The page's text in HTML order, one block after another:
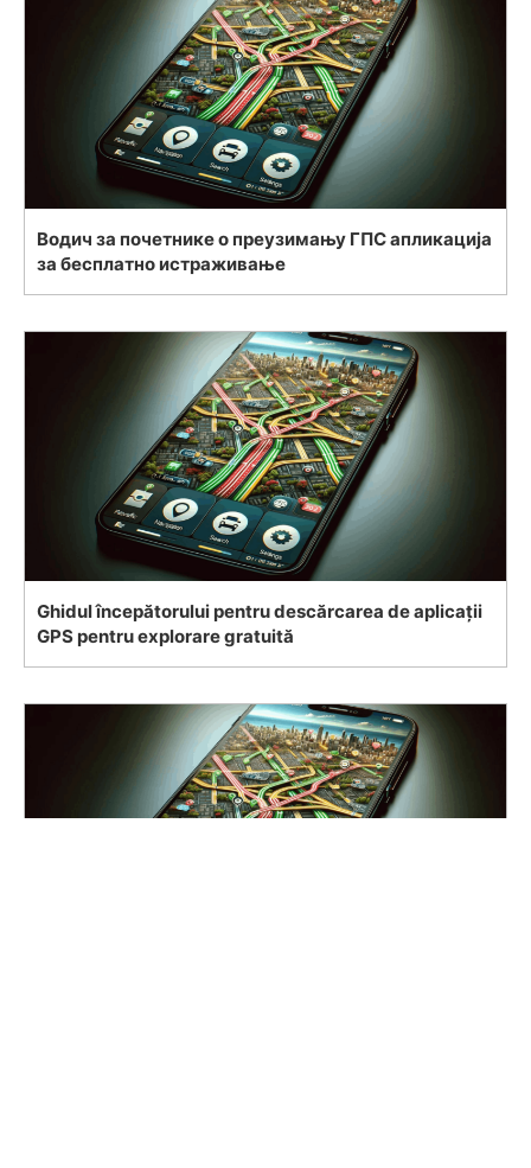
Водич за почетнике о преузимању ГПС апликација
за бесплатно истраживање
Ghidul începătorului pentru descărcarea de aplicații
GPS pentru explorare gratuită